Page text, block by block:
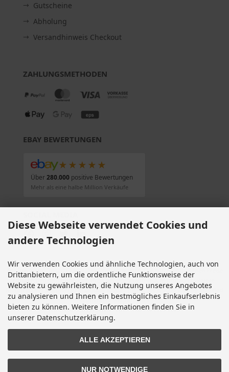
Gutscheine
Abholung
Versandhinweis Checkout
ZAHLUNGSMETHODEN
EBAY BEWERTUNGEN
★★★★★
Über280.000positive Bewertungen
Mehr als eine halbe Million Verkäufe
Alle Preise inkl. gesetzl. MwSt. zzgl. Versandkosten . Die durchgestrichenen Preise
entsprechen dem bisherigen Preis bei Motorradteile & Motorrad Ersatzteile.
Motorradteile & Motorrad Ersatzteile © 2026 | Template © 2009-2026 by modified
eCommerce Shopsoftware
modified eCommerce Shopsoftware © 2009-2026
Diese Webseite verwendet Cookies und
andere Technologien
Wir verwenden Cookies und ähnliche Technologien, auch von
Drittanbietern, um die ordentliche Funktionsweise der
Website zu gewährleisten, die Nutzung unseres Angebotes
zu analysieren und Ihnen ein bestmögliches Einkaufserlebnis
bieten zu können. Weitere Informationen finden Sie in
unserer Datenschutzerklärung.
ALLE AKZEPTIEREN
NUR NOTWENDIGE